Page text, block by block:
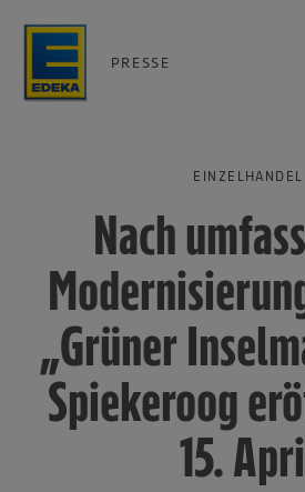
PRESSE
EINZELHANDEL
Nach
„Grüner
Spiekeroog
15.